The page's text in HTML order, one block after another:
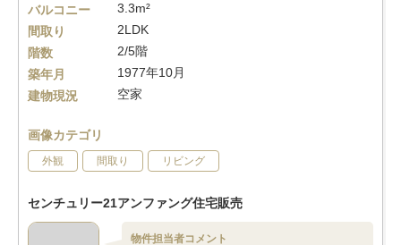
バルコニー
3.3m²
間取り
2LDK
階数
2/5階
築年月
1977年10月
建物現況
空家
画像カテゴリ
外観 間取り リビング
センチュリー21アンファング住宅販売
物件担当者コメント